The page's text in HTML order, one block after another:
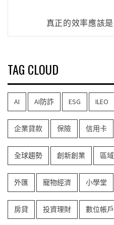
真正的效率應該
TAG CLOUD
AI AI防詐 ESG ILEO
企業貸款 保險 信用卡
全球趨勢 創新創業 區
外匯 寵物經濟 小學堂
房貸 投資理財 數位帳戶